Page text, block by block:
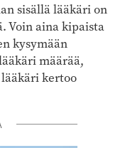
sisällä lääkäri on
Voin aina kipaista
kysymään
määrää,
kertoo